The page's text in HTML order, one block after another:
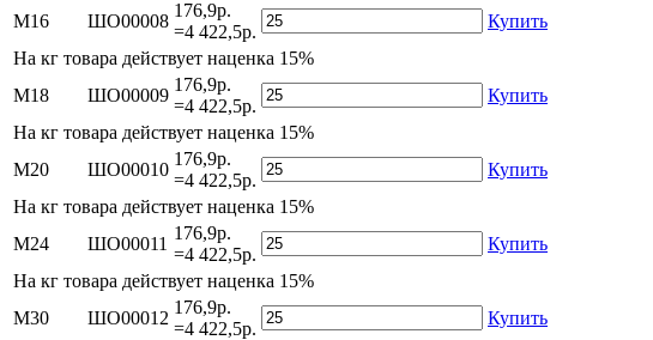
М16
ШО00008
176,9р.
=4 422,5р.
Купить
На кг товара действует наценка 15%
М18
ШО00009
176,9р.
=4 422,5р.
Купить
На кг товара действует наценка 15%
М20
ШО00010
176,9р.
=4 422,5р.
Купить
На кг товара действует наценка 15%
М24
ШО00011
176,9р.
=4 422,5р.
Купить
На кг товара действует наценка 15%
М30
ШО00012
176,9р.
=4 422,5р.
Купить